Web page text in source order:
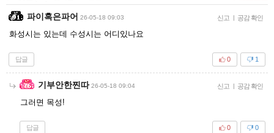
파이혹은파어 26-05-18 09:03 신고 | 공감 확인
화성시는 있는데 수성시는 어디있나요
답글 1
0
기부안한찐따 26-05-18 09:04 신고 | 공감 확인
그러면 목성!
답글 0
0